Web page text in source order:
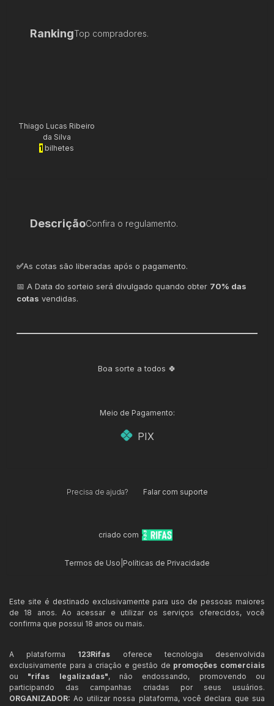
RankingTop compradores.
Thiago Lucas Ribeiro
da Silva
1 bilhetes
DescriçãoConfira o regulamento.
✅As cotas são liberadas após o pagamento.
📅 A Data do sorteio será divulgado quando obter 70% das
cotas vendidas.
Boa sorte a todos 🍀
Meio de Pagamento:
PIX
Precisa de ajuda? Falar com suporte
criado com
Termos de Uso Políticas de Privacidade
Este site é destinado exclusivamente para uso de pessoas maiores
de 18 anos. Ao acessar e utilizar os serviços oferecidos, você
confirma que possui 18 anos ou mais.
A plataforma 123Rifas oferece tecnologia desenvolvida
exclusivamente para a criação e gestão de promoções comerciais
ou "rifas legalizadas", não endossando, promovendo ou
participando das campanhas criadas por seus usuários.
ORGANIZADOR: Ao utilizar nossa plataforma, você declara que sua